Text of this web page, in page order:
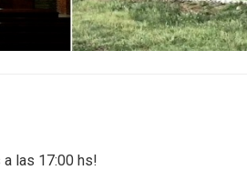
las 17:00 hs!